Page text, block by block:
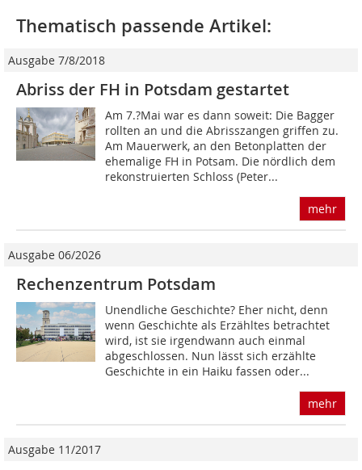
Thematisch passende Artikel:
Ausgabe 7/8/2018
Abriss der FH in Potsdam gestartet
Am 7.?Mai war es dann soweit: Die Bagger
rollten an und die Abrisszangen griffen zu.
Am Mauerwerk, an den Betonplatten der
ehemalige FH in Potsam. Die nördlich dem
rekonstruierten Schloss (Peter...
mehr
Ausgabe 06/2026
Rechenzentrum Potsdam
Unendliche Geschichte? Eher nicht, denn
wenn Geschichte als Erzähltes betrachtet
wird, ist sie irgendwann auch einmal
abgeschlossen. Nun lässt sich erzählte
Geschichte in ein Haiku fassen oder...
mehr
Ausgabe 11/2017